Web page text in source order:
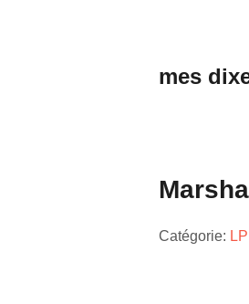
mes
Catégorie: LP